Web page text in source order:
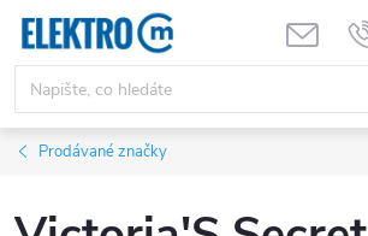
Přejít
obsah
Prodávané značky